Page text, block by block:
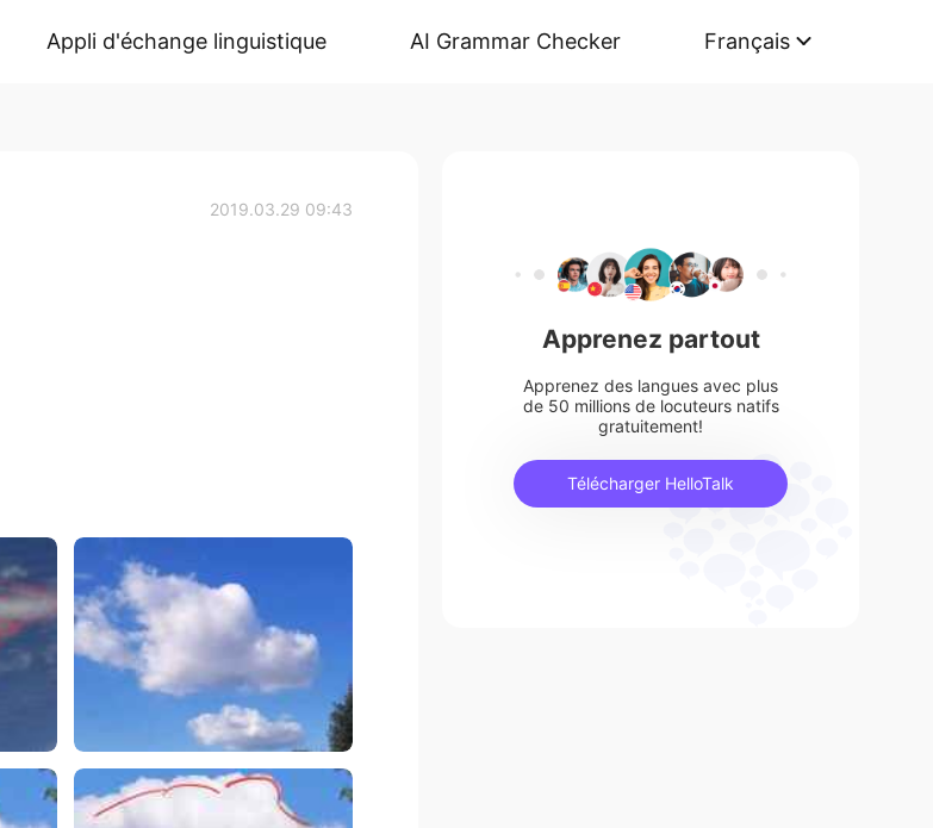
Appli d'échange linguistique AI Grammar Checker Français
2019.03.29 09:43
Apprenez partout
Apprenez des langues avec plus
de 50 millions de locuteurs natifs
gratuitement!
Télécharger HelloTalk